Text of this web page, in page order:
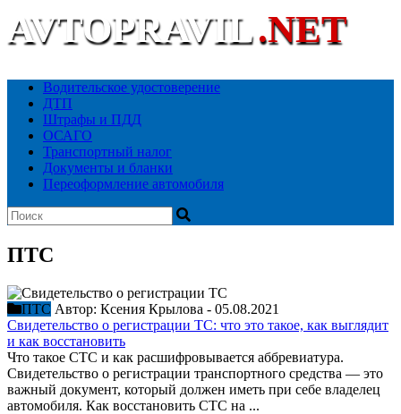
AVTOPRAVIL.NET
Водительское удостоверение
ДТП
Штрафы и ПДД
ОСАГО
Транспортный налог
Документы и бланки
Переоформление автомобиля
ПТС
ПТС Автор: Ксения Крылова - 05.08.2021
Свидетельство о регистрации ТС: что это такое, как выглядит
и как восстановить
Что такое СТС и как расшифровывается аббревиатура.
Свидетельство о регистрации транспортного средства — это
важный документ, который должен иметь при себе владелец
автомобиля. Как восстановить СТС на ...